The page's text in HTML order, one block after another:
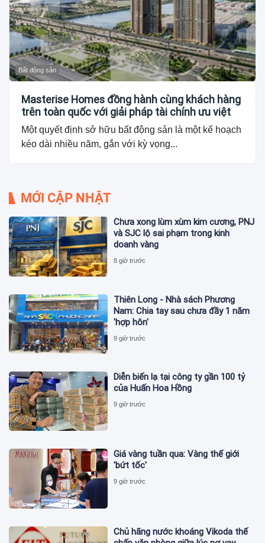
Bất động sản
Masterise Homes đồng hành cùng khách hàng
trên toàn quốc với giải pháp tài chính ưu việt
Một quyết định sở hữu bất động sản là một kế hoạch
kéo dài nhiều năm, gắn với kỳ vọng...
MỚI CẬP NHẬT
Chưa xong lùm xùm kim cương, PNJ
và SJC lộ sai phạm trong kinh
doanh vàng
8 giờ trước
Thiên Long - Nhà sách Phương
Nam: Chia tay sau chưa đầy 1 năm
'hợp hôn'
9 giờ trước
Diễn biến lạ tại công ty gần 100 tỷ
của Huấn Hoa Hồng
9 giờ trước
Giá vàng tuần qua: Vàng thế giới
'bứt tốc'
9 giờ trước
Chủ hãng nước khoáng Vikoda thế